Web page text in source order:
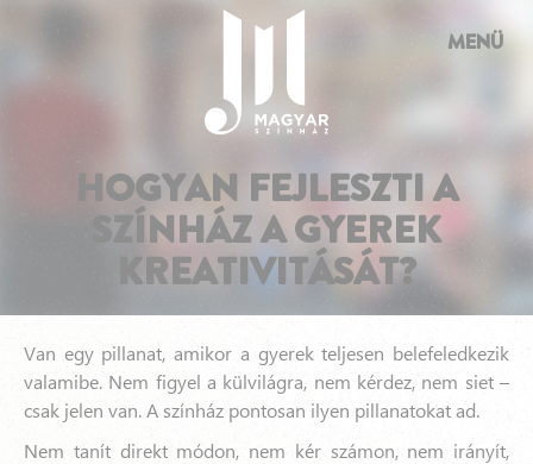
MENÜ
HOGYAN FEJLESZTI A
SZÍNHÁZ A GYEREK
KREATIVITÁSÁT?
Van egy pillanat, amikor a gyerek teljesen belefeledkezik
valamibe. Nem figyel a külvilágra, nem kérdez, nem siet –
csak jelen van. A színház pontosan ilyen pillanatokat ad.
Nem tanít direkt módon, nem kér számon, nem irányít,